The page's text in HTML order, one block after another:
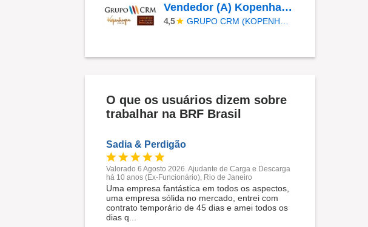
Vendedor (A) Kopenhagen - Rio De Janeiro
4,5
O que os usuários dizem sobre
trabalhar na BRF Brasil
Sadia & Perdigão
Valorado 6 Agosto 2026. Ajudante de Carga e Descarga
há 10 anos (Ex-Funcionário), Rio de Janeiro
Uma empresa fantástica em todos os aspectos,
uma empresa sólida no mercado, entrei com
contrato temporário de 45 dias e amei todos os
dias q...